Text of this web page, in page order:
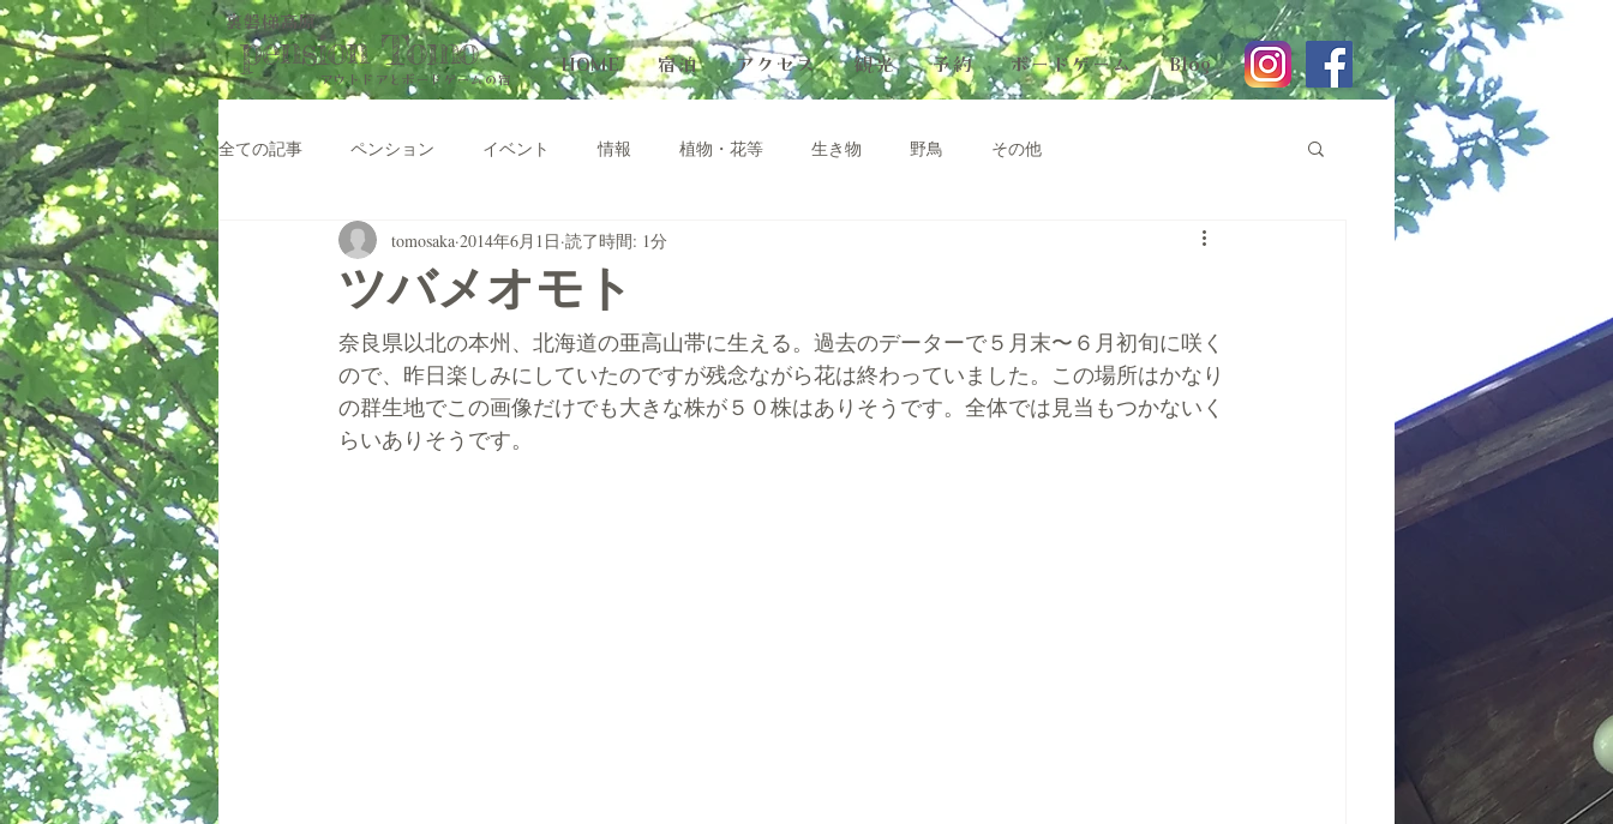
裏磐梯高原
pension Tomo
アウトドアと​ボードゲームの宿
HOME 宿泊 アクセス 観光 予約 ボードゲーム Blog
全ての記事 ペンション イベント 情報 植物・花等 生き物 野鳥 その他
ツバメオモト
tomosaka 2014年6月1日 読了時間: 1分
奈良県以北の本州、北海道の亜高山帯に生える。過去のデーターで５月末〜６月初旬に咲く
ので、昨日楽しみにしていたのですが残念ながら花は終わっていました。この場所はかなり
の群生地でこの画像だけでも大きな株が５０株はありそうです。全体では見当もつかないく
らいありそうです。